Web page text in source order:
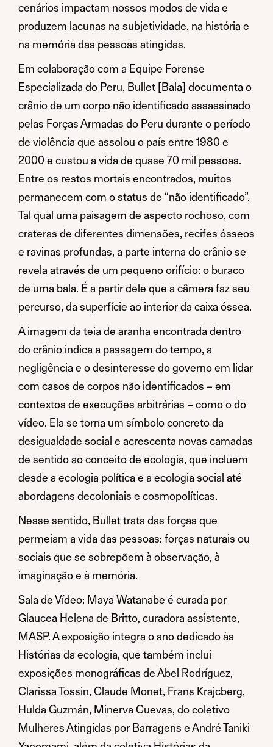
cenários impactam nossos modos de vida e
produzem lacunas na subjetividade, na história e
na memória das pessoas atingidas.
Em colaboração com a Equipe Forense
Especializada do Peru, Bullet [Bala] documenta o
crânio de um corpo não identificado assassinado
pelas Forças Armadas do Peru durante o período
de violência que assolou o país entre 1980 e
2000 e custou a vida de quase 70 mil pessoas.
Entre os restos mortais encontrados, muitos
permanecem com o status de “não identificado”.
Tal qual uma paisagem de aspecto rochoso, com
crateras de diferentes dimensões, recifes ósseos
e ravinas profundas, a parte interna do crânio se
revela através de um pequeno orifício: o buraco
de uma bala. É a partir dele que a câmera faz seu
percurso, da superfície ao interior da caixa óssea.
A imagem da teia de aranha encontrada dentro
do crânio indica a passagem do tempo, a
negligência e o desinteresse do governo em lidar
com casos de corpos não identificados – em
contextos de execuções arbitrárias – como o do
vídeo. Ela se torna um símbolo concreto da
desigualdade social e acrescenta novas camadas
de sentido ao conceito de ecologia, que incluem
desde a ecologia política e a ecologia social até
abordagens decoloniais e cosmopolíticas.
Nesse sentido, Bullet trata das forças que
permeiam a vida das pessoas: forças naturais ou
sociais que se sobrepõem à observação, à
imaginação e à memória.
Sala de Vídeo: Maya Watanabe é curada por
Glaucea Helena de Britto, curadora assistente,
MASP. A exposição integra o ano dedicado às
Histórias da ecologia, que também inclui
exposições monográficas de Abel Rodríguez,
Clarissa Tossin, Claude Monet, Frans Krajcberg,
Hulda Guzmán, Minerva Cuevas, do coletivo
Mulheres Atingidas por Barragens e André Taniki